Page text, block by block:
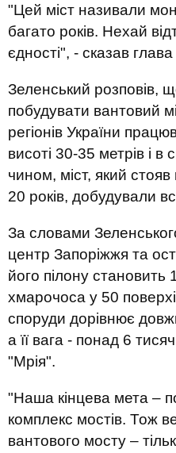
"Цей міст називали
багато років. Нехай
єдності", - сказав
Зеленський розповів,
побудувати вантовий
регіонів України
висоті 30-35 метрів і в
чином, міст, який
20 років, добудували
За словами
центр Запоріжжя та
його пілону становить
хмарочоса у 50
споруди дорівнює
а її вага - понад 6
"Мрія".
"Наша кінцева мета –
комплекс мостів. Тож
вантового мосту –